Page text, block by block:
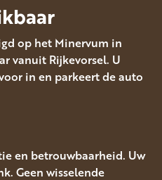
op het Minervum in
vanuit Rijkevorsel. U
in en parkeert de auto
en betrouwbaarheid. Uw
Geen wisselende